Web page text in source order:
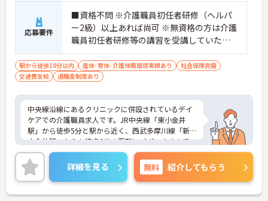
応募要件
■資格不問 ※介護職員初任者研修（ヘルパ
ー2級）以上あれば尚可 ※無資格の方は介護
職員初任者研修等の講習を受講していただ
きます。
駅から徒歩10分以内 産休･育休･介護休暇取得実績あり
社会保険完備
交通費支給
退職金制度あり
中央線沿線にあるクリニックに併設されているデイ
ケアでの介護職員求人です。JR中央線「東小金井
駅」から徒歩5分と駅から近く、西武多摩川線「新
小金井駅」からも徒歩6分の距離にございますので
とても通勤しやすい職場です。また、2013年3月に
開設されたばかりですので施設内が非常に綺麗で快
適に業務を行うことが出来ます。無資格の方も就業
可能で、資格支援制度も充実しております。ご興味
のある方は是非お気軽にお問い合わせください。
詳細を見る 無料 紹介してもらう